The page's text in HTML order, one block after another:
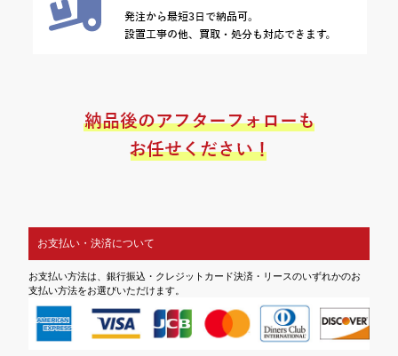
お支払い・決済について
お支払い方法は、銀行振込・クレジットカード決済・リースのいずれかのお
支払い方法をお選びいただけます。